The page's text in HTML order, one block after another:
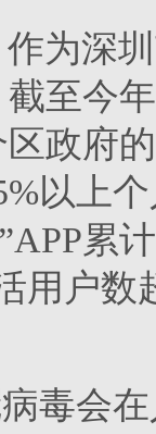
为深
至今
政府
以上
累
用户数
毒会